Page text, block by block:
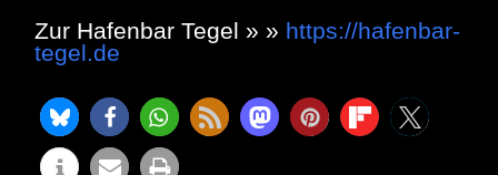
Zur Hafenbar Tegel » » https://hafenbar-
tegel.de